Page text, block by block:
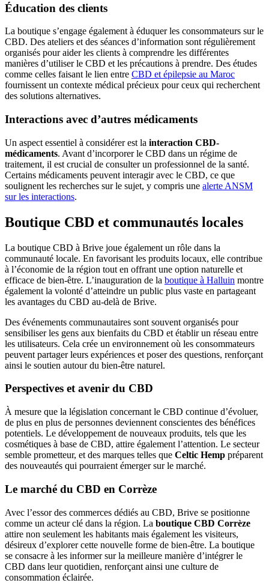
Éducation des clients
La boutique s’engage également à éduquer les consommateurs sur le
CBD. Des ateliers et des séances d’information sont régulièrement
organisés pour aider les clients à comprendre les différentes
manières d’utiliser le CBD et les précautions à prendre. Des études
comme celles faisant le lien entre CBD et épilepsie au Maroc
fournissent un contexte médical précieux pour ceux qui recherchent
des solutions alternatives.
Interactions avec d’autres médicaments
Un aspect essentiel à considérer est la interaction CBD-
médicaments. Avant d’incorporer le CBD dans un régime de
traitement, il est crucial de consulter un professionnel de la santé.
Certains médicaments peuvent interagir avec le CBD, ce que
soulignent les recherches sur le sujet, y compris une alerte ANSM
sur les interactions.
Boutique CBD et communautés locales
La boutique CBD à Brive joue également un rôle dans la
communauté locale. En favorisant les produits locaux, elle contribue
à l’économie de la région tout en offrant une option naturelle et
efficace de bien-être. L’inauguration de la boutique à Halluin montre
également la volonté d’atteindre un public plus vaste en partageant
les avantages du CBD au-delà de Brive.
Des événements communautaires sont souvent organisés pour
sensibiliser les gens aux bienfaits du CBD et établir un réseau entre
les utilisateurs. Cela crée un environnement où les consommateurs
peuvent partager leurs expériences et poser des questions, renforçant
ainsi le soutien autour du bien-être naturel.
Perspectives et avenir du CBD
À mesure que la législation concernant le CBD continue d’évoluer,
de plus en plus de personnes deviennent conscientes des bénéfices
potentiels. Le développement de nouveaux produits, tels que les
cosmétiques à base de CBD, attire également l’attention. Le secteur
semble prometteur, et des marques telles que Celtic Hemp préparent
des nouveautés qui pourraient émerger sur le marché.
Le marché du CBD en Corrèze
Avec l’essor des commerces dédiés au CBD, Brive se positionne
comme un acteur clé dans la région. La boutique CBD Corrèze
attire non seulement les habitants mais également les visiteurs,
désireux d’explorer cette nouvelle forme de bien-être. La boutique
se consacre à les informer sur la meilleure manière d’intégrer le
CBD dans leur quotidien, renforçant ainsi une culture de
consommation éclairée.